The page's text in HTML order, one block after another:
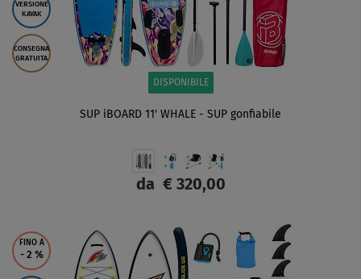
VERSIONE
KAYAK
CONSEGNA
GRATUITA
DISPONIBILE
SUP iBOARD 11' WHALE - SUP gonfiabile
da € 320,00
SCHERMO
FINO A
- 2 %